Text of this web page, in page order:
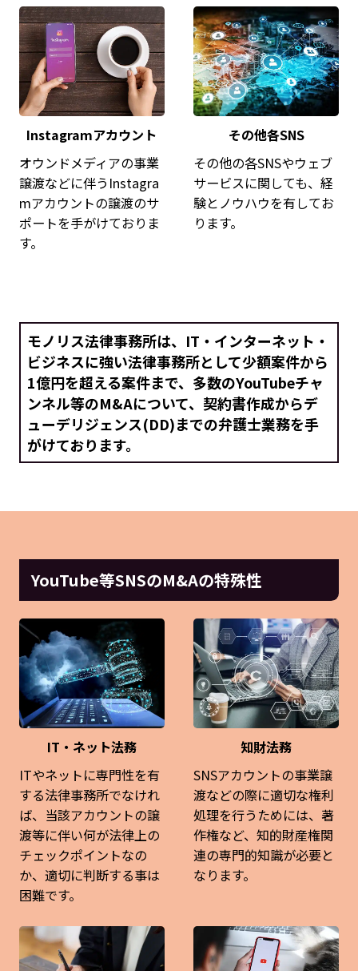
Instagramアカウント
オウンドメディアの事業
譲渡などに伴うInstagra
mアカウントの譲渡のサ
ポートを手がけておりま
す。
その他各SNS
その他の各SNSやウェブ
サービスに関しても、経
験とノウハウを有してお
ります。
モノリス法律事務所は、 IT・インターネット・
ビジネスに強い法律事務所として少額案件から
1億円を超える案件まで、多数のYouTubeチャ
ンネル等のM&Aについて、契約書作成からデ
ューデリジェンス(DD)までの弁護士業務を手
がけております。
YouTube等SNSのM&Aの特殊性
IT・ネット法務
ITやネットに専門性を有
する法律事務所でなけれ
ば、当該アカウントの譲
渡等に伴い何が法律上の
チェックポイントなの
か、適切に判断する事は
困難です。
知財法務
SNSアカウントの事業譲
渡などの際に適切な権利
処理を行うためには、著
作権など、知的財産権関
連の専門的知識が必要と
なります。